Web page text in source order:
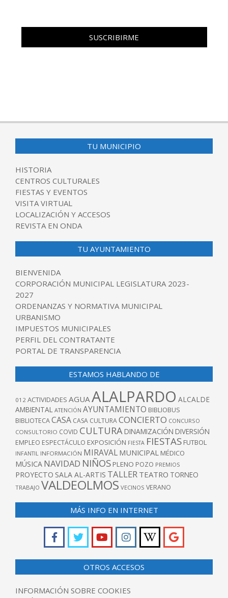
TU MUNICIPIO
HISTORIA
CENTROS CULTURALES
FIESTAS Y EVENTOS
VISITA VIRTUAL
LOCALIZACIÓN Y ACCESOS
REVISTA EN ONDA
TU AYUNTAMIENTO
BIENVENIDA
CORPORACIÓN MUNICIPAL LEGISLATURA 2023-
2027
ORDENANZAS Y NORMATIVA MUNICIPAL
URBANISMO
IMPUESTOS MUNICIPALES
PERFIL DEL CONTRATANTE
PORTAL DE TRANSPARENCIA
ESTAMOS HABLANDO DE
012 ACTIVIDADES AGUAALALPARDO ALCALDE
AMBIENTAL ATENCIÓN AYUNTAMIENTO BIBLIOBUS
BIBLIOTECACASA CASA CULTURACONCIERTO CONCURSO
CONSULTORIO COVID CULTURA DINAMIZACIÓN DIVERSIÓN
EMPLEO ESPECTÁCULO EXPOSICIÓN FIESTA FIESTAS FUTBOL
INFANTIL INFORMACIÓN MIRAVAL MUNICIPAL MÉDICO
MÚSICA NAVIDAD NIÑOS PLENO POZO PREMIOS
PROYECTO SALA AL-ARTIS TALLER TEATRO TORNEO
TRABAJO VALDEOLMOS VECINOS VERANO
MÁS INFO EN INTERNET
OTROS ACCESOS
INFORMACIÓN SOBRE COOKIES